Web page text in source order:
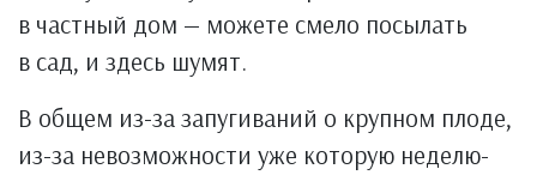
в частный дом — можете смело посылать
в сад, и здесь шумят.
В общем из-за запугиваний о крупном плоде,
из-за невозможности уже которую неделю-